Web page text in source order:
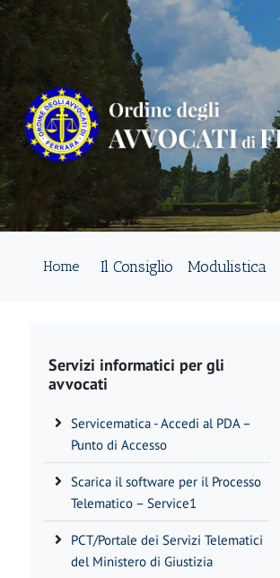
Home Il Consiglio Modulistica
Servizi informatici per gli
avvocati
Servicematica - Accedi al PDA –
Punto di Accesso
Scarica il software per il Processo
Telematico – Service1
PCT/Portale dei Servizi Telematici
del Ministero di Giustizia